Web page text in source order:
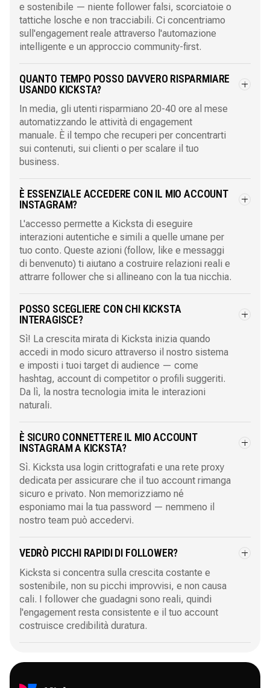
e sostenibile — niente follower falsi, scorciatoie o
tattiche losche e non tracciabili. Ci concentriamo
sull'engagement reale attraverso l'automazione
intelligente e un approccio community-first.
QUANTO TEMPO POSSO DAVVERO RISPARMIARE
USANDO KICKSTA?
In media, gli utenti risparmiano 20-40 ore al mese
automatizzando le attività di engagement
manuale. È il tempo che recuperi per concentrarti
sui contenuti, sui clienti o per scalare il tuo
business.
È ESSENZIALE ACCEDERE CON IL MIO ACCOUNT
INSTAGRAM?
L'accesso permette a Kicksta di eseguire
interazioni autentiche e simili a quelle umane per
tuo conto. Queste azioni (follow, like e messaggi
di benvenuto) ti aiutano a costruire relazioni reali e
attrarre follower che si allineano con la tua nicchia.
POSSO SCEGLIERE CON CHI KICKSTA
INTERAGISCE?
Sì! La crescita mirata di Kicksta inizia quando
accedi in modo sicuro attraverso il nostro sistema
e imposti i tuoi target di audience — come
hashtag, account di competitor o profili suggeriti.
Da lì, la nostra tecnologia imita le interazioni
naturali.
È SICURO CONNETTERE IL MIO ACCOUNT
INSTAGRAM A KICKSTA?
Sì. Kicksta usa login crittografati e una rete proxy
dedicata per assicurare che il tuo account rimanga
sicuro e privato. Non memorizziamo né
esponiamo mai la tua password — nemmeno il
nostro team può accedervi.
VEDRÒ PICCHI RAPIDI DI FOLLOWER?
Kicksta si concentra sulla crescita costante e
sostenibile, non su picchi improvvisi, e non causa
cali. I follower che guadagni sono reali, quindi
l'engagement resta consistente e il tuo account
costruisce credibilità duratura.